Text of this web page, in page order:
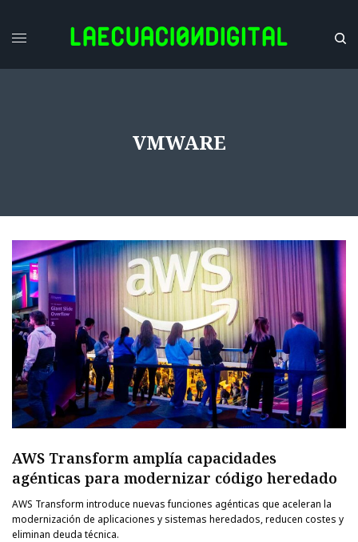
VMWARE
AWS Transform amplía capacidades
agénticas para modernizar código heredado
AWS Transform introduce nuevas funciones agénticas que aceleran la
modernización de aplicaciones y sistemas heredados, reducen costes y
eliminan deuda técnica.